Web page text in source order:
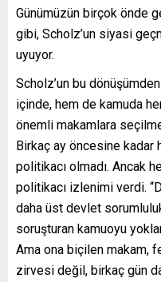
Günümüzün birçok önde
gibi, Scholz’un siyasi
uyuyor.
Scholz’un bu
içinde, hem de kamuda
önemli makamlara
Birkaç ay öncesine kadar
politikacı olmadı. Ancak
politikacı izlenimi verdi.
daha üst devlet
soruşturan kamuoyu
Ama ona biçilen makam,
zirvesi değil, birkaç gün